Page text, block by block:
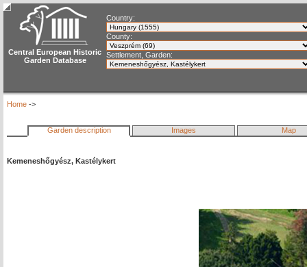
Central European Historic
Garden Database
Country:
County:
Settlement, Garden:
Home ->
Garden description Images Map
Kemeneshőgyész, Kastélykert